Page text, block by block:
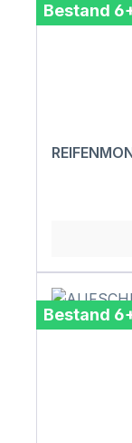
Bestand
Bestand